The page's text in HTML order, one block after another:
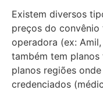
Existem diversos
preços do
operadora (ex:
também tem
planos regiões
credenciados